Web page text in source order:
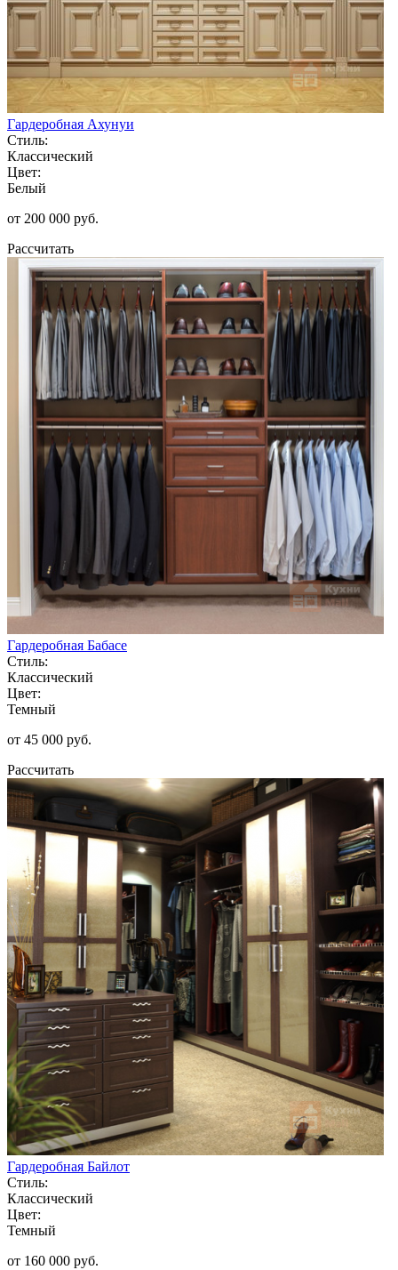
Гардеробная Ахунуи
Стиль:
Классический
Цвет:
Белый
от 200 000 руб.
Рассчитать
Гардеробная Бабасе
Стиль:
Классический
Цвет:
Темный
от 45 000 руб.
Рассчитать
Гардеробная Байлот
Стиль:
Классический
Цвет:
Темный
от 160 000 руб.